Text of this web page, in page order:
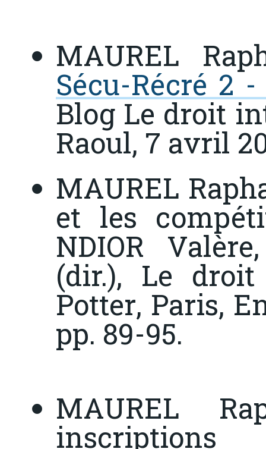
MAUREL
Sécu-Récré 2
Blog Le droit
Raoul, 7 avril
MAUREL
et les
NDIOR
(dir.), Le
Potter, Paris,
pp. 89-95.
MAUREL